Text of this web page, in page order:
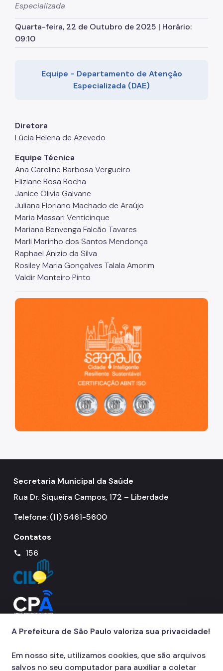
Assessoria de Planejamento – Asplan
Assessoria Parlamentar
Atenção Básica
Atenção Hospitalar
(CNES)
Comitê de Ética em Pesquisa com Seres Humanos
Conselho Municipal de Saúde
Coordenadoria de Controle Interno
Coordenadoria de Informação em Saúde
Infecções Sexualmente Transmissíveis - IST/AIDS
Epidemiologia e Informação - CEInfo
Escola Municipal de Saúde - EMS
Gestão Participativa
Hospital do Servidor Público Municipal
Judicialização da Saúde
Licitações e Compras Públicas
Atas de Registro de Preços
Ouvidoria
Proteção de Dados e Privacidade
SAMU 192
Tecnologia da Informação e Comunicação
Vigilância em Saúde
Especializada
Quarta-feira, 22 de Outubro de 2025 | Horário:
09:10
Equipe - Departamento de Atenção
Especializada (DAE)
Diretora
Lúcia Helena de Azevedo
Equipe Técnica
Ana Caroline Barbosa Vergueiro
Eliziane Rosa Rocha
Janice Olivia Galvane
Juliana Floriano Machado de Araújo
Maria Massari Venticinque
Mariana Benvenga Falcão Tavares
Marli Marinho dos Santos Mendonça
Raphael Anizio da Silva
Rosiley Maria Gonçalves Talala Amorim
Valdir Monteiro Pinto
São Paulo, cidade inteligente, resiliente e sustentável
Secretaria Municipal da Saúde
Rua Dr. Siqueira Campos, 172 – Liberdade
Telefone: (11) 5461-5600
Contatos
call 156
A Prefeitura de São Paulo valoriza sua privacidade!
Em nosso site, utilizamos cookies, que são arquivos
salvos no seu computador para auxiliar a coletar